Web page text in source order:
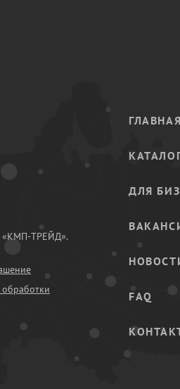
ТРЕЙД».
ГЛАВНАЯ
ДЛЯ
FAQ